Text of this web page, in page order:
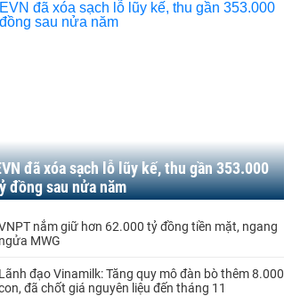
đã xóa sạch lỗ lũy kế, thu gần 353.000
đồng sau nửa năm
nắm giữ hơn 62.000 tỷ đồng tiền mặt, ngang
ngửa MWG
Lãnh đạo Vinamilk: Tăng quy mô đàn bò thêm 8.000
đã chốt giá nguyên liệu đến tháng 11